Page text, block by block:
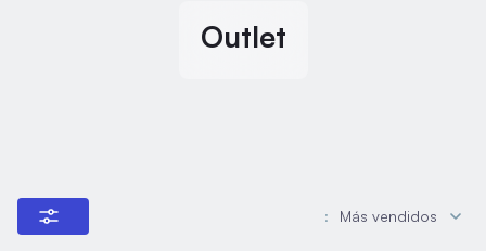
Outlet
: Más vendidos